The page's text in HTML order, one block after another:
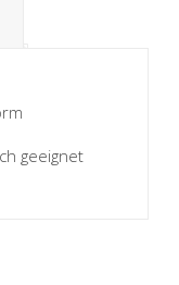
geeignet